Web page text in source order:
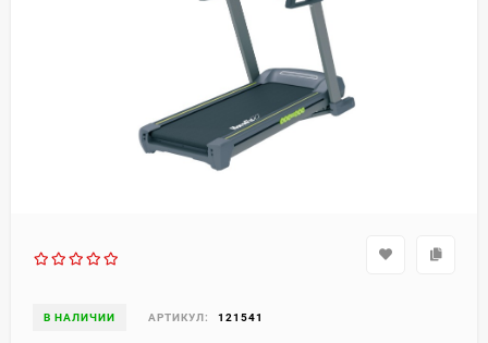
В НАЛИЧИИ АРТИКУЛ: 121541